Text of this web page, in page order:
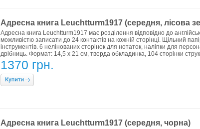
Адресна книга Leuchtturm1917 (середня, лісова
Адресна книга Leuchtturm1917 має розділення відповідно до
можливістю записати до 24 контактів на кожній сторінці. Щільний
інструментів. 6 нелінованих сторінок для нотаток, наліпки для
дрібниць. Формат: 14,5 х 21 см, тверда обкладинка, 104 сторінки
1370 грн.
Адресна книга Leuchtturm1917 (середня, чорна)